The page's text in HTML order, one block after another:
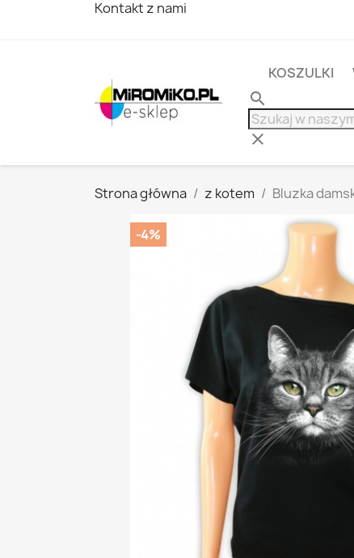
Kontakt z nami
KOSZULKI
search
clear
Strona główna z kotem Bluzka
-4%